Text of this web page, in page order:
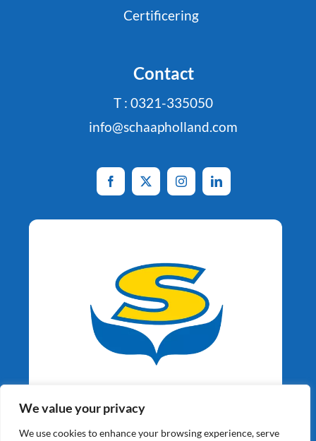
We value your privacy
We use cookies to enhance your browsing experience, serve
Certificering
Contact
T : 0321-335050
info@schaapholland.com